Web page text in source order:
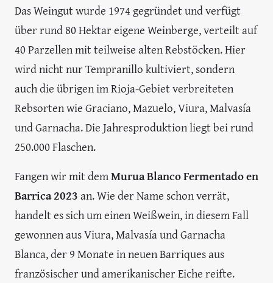
Das Weingut wurde 1974 gegründet und verfügt
über rund 80 Hektar eigene Weinberge, verteilt auf
40 Parzellen mit teilweise alten Rebstöcken. Hier
wird nicht nur Tempranillo kultiviert, sondern
auch die übrigen im Rioja-Gebiet verbreiteten
Rebsorten wie Graciano, Mazuelo, Viura, Malvasía
und Garnacha. Die Jahresproduktion liegt bei rund
250.000 Flaschen.
Fangen wir mit demMurua Blanco Fermentado en
Barrica 2023an. Wie der Name schon verrät,
handelt es sich um einen Weißwein, in diesem Fall
gewonnen aus Viura, Malvasía und Garnacha
Blanca, der 9 Monate in neuen Barriques aus
französischer und amerikanischer Eiche reifte.